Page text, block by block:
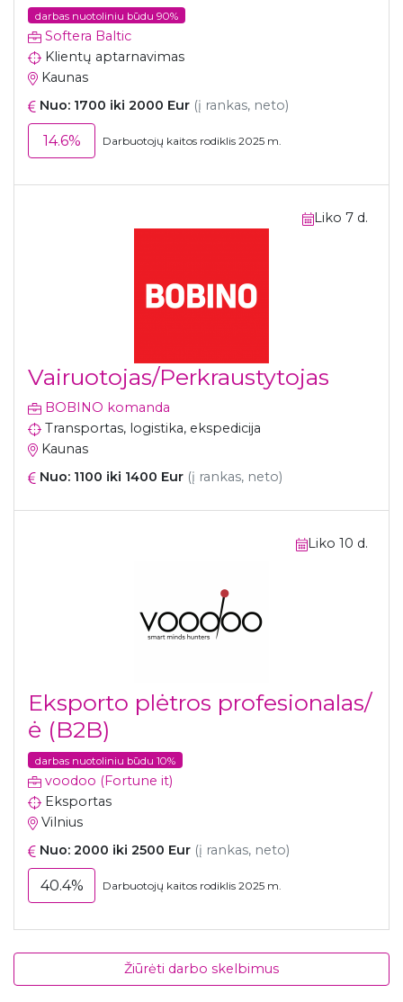
darbas nuotoliniu būdu 90%
Softera Baltic
Klientų aptarnavimas
Kaunas
Nuo: 1700 iki 2000 Eur (į rankas, neto)
14.6% Darbuotojų kaitos rodiklis 2025 m.
Liko 7 d.
Vairuotojas/Perkraustytojas
BOBINO komanda
Transportas, logistika, ekspedicija
Kaunas
Nuo: 1100 iki 1400 Eur (į rankas, neto)
Liko 10 d.
Eksporto plėtros profesionalas/
ė (B2B)
darbas nuotoliniu būdu 10%
voodoo (Fortune it)
Eksportas
Vilnius
Nuo: 2000 iki 2500 Eur (į rankas, neto)
40.4% Darbuotojų kaitos rodiklis 2025 m.
Žiūrėti darbo skelbimus